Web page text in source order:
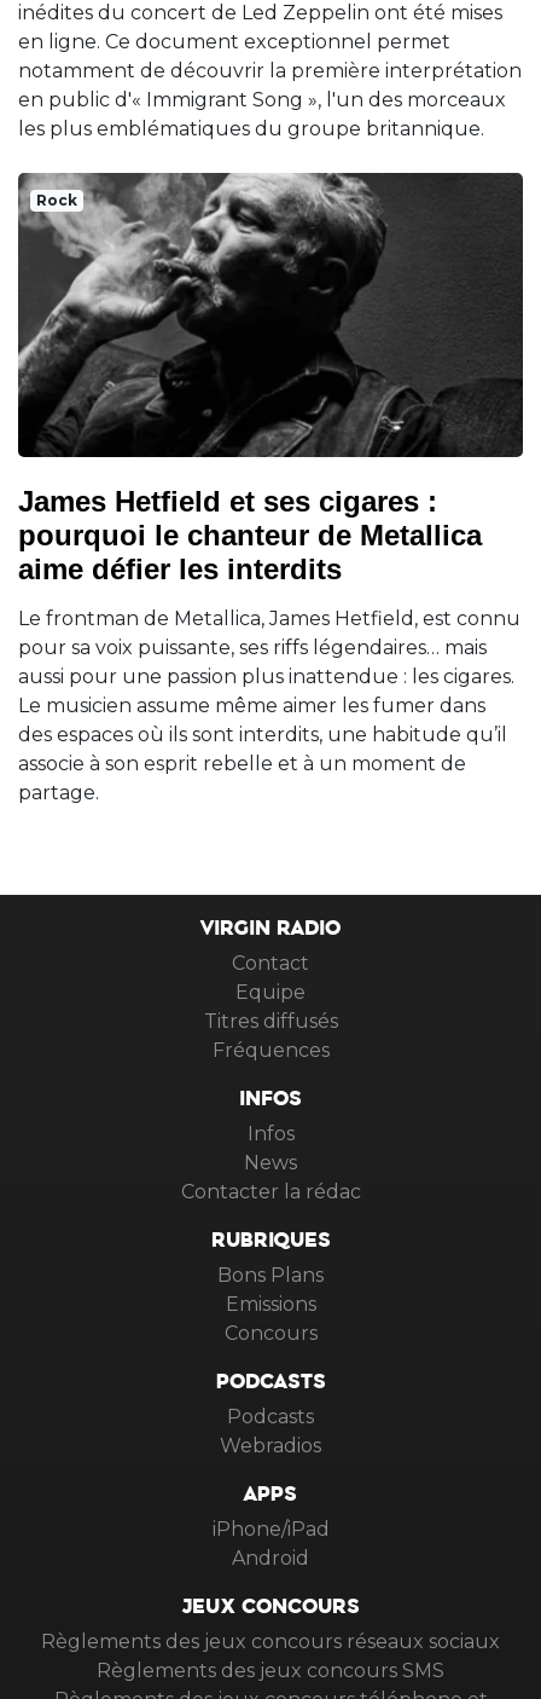
inédites du concert de Led Zeppelin ont été mises
en ligne. Ce document exceptionnel permet
notamment de découvrir la première interprétation
en public d'« Immigrant Song », l'un des morceaux
les plus emblématiques du groupe britannique.
Rock
James Hetfield et ses cigares :
pourquoi le chanteur de Metallica
aime défier les interdits
Le frontman de Metallica, James Hetfield, est connu
pour sa voix puissante, ses riffs légendaires… mais
aussi pour une passion plus inattendue : les cigares.
Le musicien assume même aimer les fumer dans
des espaces où ils sont interdits, une habitude qu’il
associe à son esprit rebelle et à un moment de
partage.
VIRGIN RADIO
Contact
Equipe
Titres diffusés
Fréquences
INFOS
Infos
News
Contacter la rédac
RUBRIQUES
Bons Plans
Emissions
Concours
PODCASTS
Podcasts
Webradios
APPS
iPhone/iPad
Android
JEUX CONCOURS
Règlements des jeux concours réseaux sociaux
Règlements des jeux concours SMS